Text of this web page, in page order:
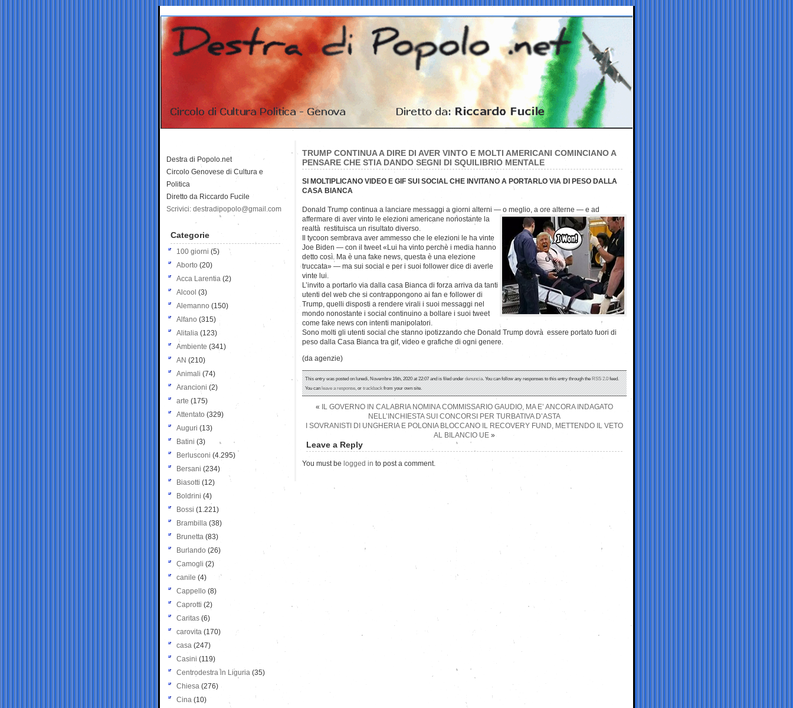
TRUMP CONTINUA A DIRE DI AVER VINTO E MOLTI AMERICANI COMINCIANO A
PENSARE CHE STIA DANDO SEGNI DI SQUILIBRIO MENTALE
SI MOLTIPLICANO VIDEO E GIF SUI SOCIAL CHE INVITANO A PORTARLO VIA DI PESO DALLA
CASA BIANCA
Donald Trump continua a lanciare messaggi a giorni alterni — o meglio, a ore alterne — e ad
affermare di aver vinto le elezioni americane nonostante la
realtà restituisca un risultato diverso.
Il tycoon sembrava aver ammesso che le elezioni le ha vinte
Joe Biden — con il tweet «Lui ha vinto perchè i media hanno
detto così. Ma è una fake news, questa è una elezione
truccata» — ma sui social e per i suoi follower dice di averle
vinte lui.
L’invito a portarlo via dalla casa Bianca di forza arriva da tanti
utenti del web che si contrappongono ai fan e follower di
Trump, quelli disposti a rendere virali i suoi messaggi nel
mondo nonostante i social continuino a bollare i suoi tweet
come fake news con intenti manipolatori.
Sono molti gli utenti social che stanno ipotizzando che Donald Trump dovrà essere portato fuori di
peso dalla Casa Bianca tra gif, video e grafiche di ogni genere.
(da agenzie)
This entry was posted on lunedì, Novembre 16th, 2020 at 22:07 and is filed underdenuncia. You can follow any responses to this entry through theRSS 2.0feed.
You canleave a response, ortrackbackfrom your own site.
«
IL GOVERNO IN CALABRIA NOMINA COMMISSARIO GAUDIO, MA E’ ANCORA INDAGATO
NELL’INCHIESTA SUI CONCORSI PER TURBATIVA D’ASTA
I SOVRANISTI DI UNGHERIA E POLONIA BLOCCANO IL RECOVERY FUND, METTENDO IL VETO
AL BILANCIO UE »
Leave a Reply
You must be logged in to post a comment.
Destra di Popolo.net
Circolo Genovese di Cultura e
Politica
Diretto da Riccardo Fucile
Scrivici: destradipopolo@gmail.com
Categorie
100 giorni (5)
Aborto (20)
Acca Larentia (2)
Alcool (3)
Alemanno (150)
Alfano (315)
Alitalia (123)
Ambiente (341)
AN (210)
Animali (74)
Arancioni (2)
arte (175)
Attentato (329)
Auguri (13)
Batini (3)
Berlusconi (4.295)
Bersani (234)
Biasotti (12)
Boldrini (4)
Bossi (1.221)
Brambilla (38)
Brunetta (83)
Burlando (26)
Camogli (2)
canile (4)
Cappello (8)
Caprotti (2)
Caritas (6)
carovita (170)
casa (247)
Casini (119)
Centrodestra in Liguria (35)
Chiesa (276)
Cina (10)